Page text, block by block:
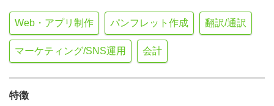
Web・アプリ制作 パンフレット作成 翻訳/通訳
マーケティング/SNS運用 会計
特徴